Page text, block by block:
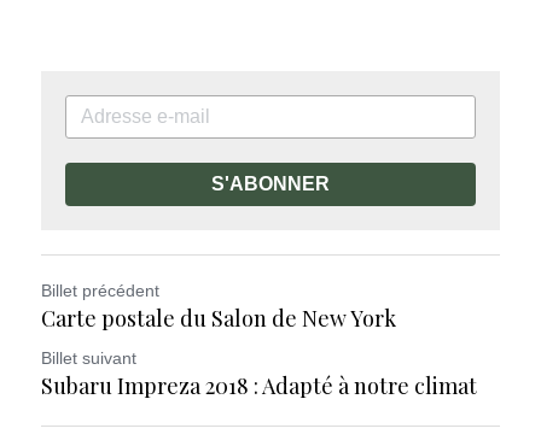
S'ABONNER
Billet précédent
Carte postale du Salon de New York
Billet suivant
Subaru Impreza 2018 : Adapté à notre climat